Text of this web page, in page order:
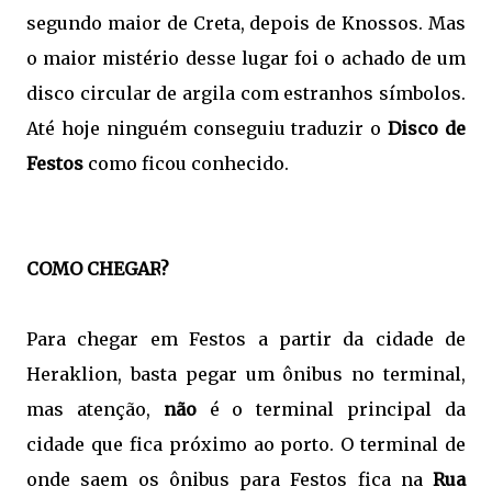
segundo maior de Creta, depois de Knossos. Mas
o maior mistério desse lugar foi o achado de um
disco circular de argila com estranhos símbolos.
Até hoje ninguém conseguiu traduzir oDisco de
Festos como ficou conhecido.
COMO CHEGAR?
Para chegar em Festos a partir da cidade de
Heraklion, basta pegar um ônibus no terminal,
mas atenção, nãoé o terminal principal da
cidade que fica próximo ao porto. O terminal de
onde saem os ônibus para Festos fica na Rua